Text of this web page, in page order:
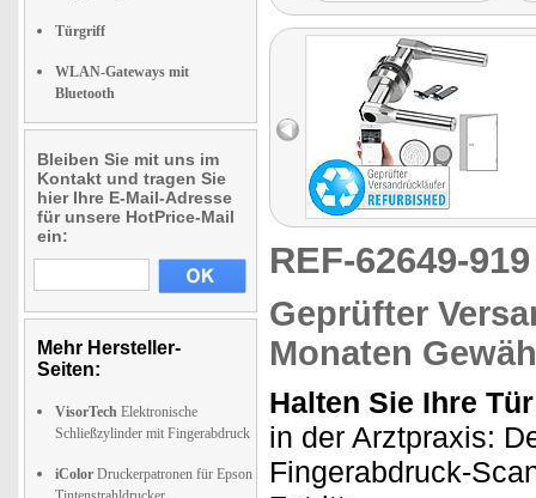
Türgriff
WLAN-Gateways mit
Bluetooth
Bleiben Sie mit uns im
Kontakt und tragen Sie
hier Ihre E-Mail-Adresse
für unsere HotPrice-Mail
ein:
Mehr Hersteller-
Seiten:
VisorTech Elektronische
Schließzylinder mit Fingerabdruck
iColor Druckerpatronen für Epson
wahlweise mittels
Fingerabdruck oder ...
Transponder auf- bzw.
abschließen."
REF-62649-
Geprüfter
Monaten
Halten Sie Ihre
in der Arztpraxis:
Fingerabdruck-